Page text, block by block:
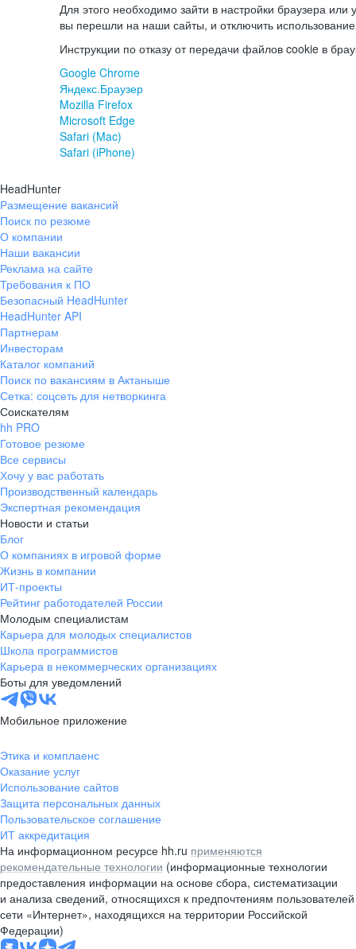
Для этого необходимо зайти в настройки браузера или
вы перешли на наши сайты, и отключить
Инструкции по отказу от передачи файлов cookie в
Google Chrome
Яндекс.Браузер
Mozilla Firefox
Microsoft Edge
Safari (Mac)
Safari (iPhone)
HeadHunter
Размещение вакансий
Поиск по резюме
О компании
Наши вакансии
Реклама на сайте
Требования к ПО
Безопасный HeadHunter
HeadHunter API
Партнерам
Инвесторам
Каталог компаний
Поиск по вакансиям в Актаныше
Сетка: соцсеть для нетворкинга
Соискателям
hh PRO
Готовое резюме
Все сервисы
Хочу у вас работать
Производственный календарь
Экспертная рекомендация
Новости и статьи
Блог
О компаниях в игровой форме
Жизнь в компании
ИТ-проекты
Рейтинг работодателей России
Молодым специалистам
Карьера для молодых специалистов
Школа программистов
Карьера в некоммерческих организациях
Боты для уведомлений
Мобильное приложение
Этика и комплаенс
Оказание услуг
Использование сайтов
Защита персональных данных
Пользовательское соглашение
ИТ аккредитация
На информационном ресурсе hh.ru применяются
рекомендательные технологии (информационные технологии
предоставления информации на основе сбора, систематизации
и анализа сведений, относящихся к предпочтениям пользователей
сети «Интернет», находящихся на территории Российской
Федерации)